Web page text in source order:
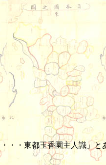
・・東都玉香園主人識」と